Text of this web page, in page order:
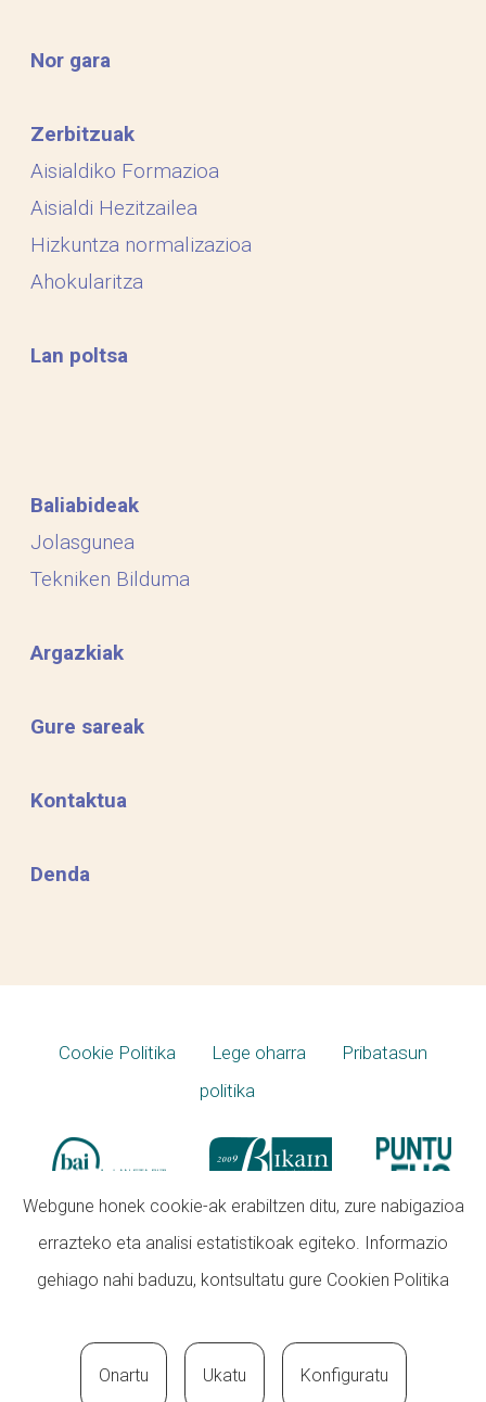
Nor gara
Zerbitzuak
Aisialdiko Formazioa
Aisialdi Hezitzailea
Hizkuntza normalizazioa
Ahokularitza
Lan poltsa
Baliabideak
Jolasgunea
Tekniken Bilduma
Argazkiak
Gure sareak
Kontaktua
Denda
Cookie Politika Lege oharra
Pribatasun
politika
Webgune honek cookie-ak erabiltzen ditu, zure nabigazioa
errazteko eta analisi estatistikoak egiteko. Informazio
gehiago nahi baduzu, kontsultatu gure Cookien Politika
Onartu Ukatu Konfiguratu